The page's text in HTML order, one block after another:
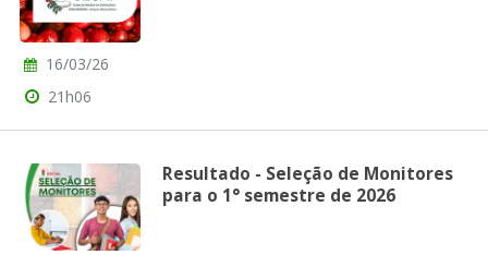
16/03/26
21h06
Resultado - Seleção de Monitores
para o 1° semestre de 2026